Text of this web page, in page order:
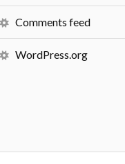
Comments feed
WordPress.org